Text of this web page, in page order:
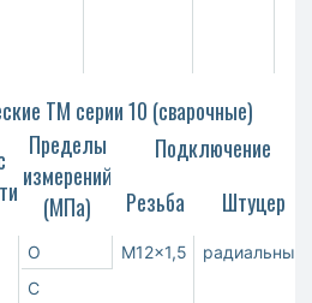
ТМ серии 10 (сварочные)
Пределы
измерений
(МПа)
Подключение
Резьба
Штуцер
О М12×1,5
радиальный
С